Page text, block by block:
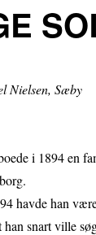
Nielsen, Sæby
i 1894 en
havde han
han snart ville